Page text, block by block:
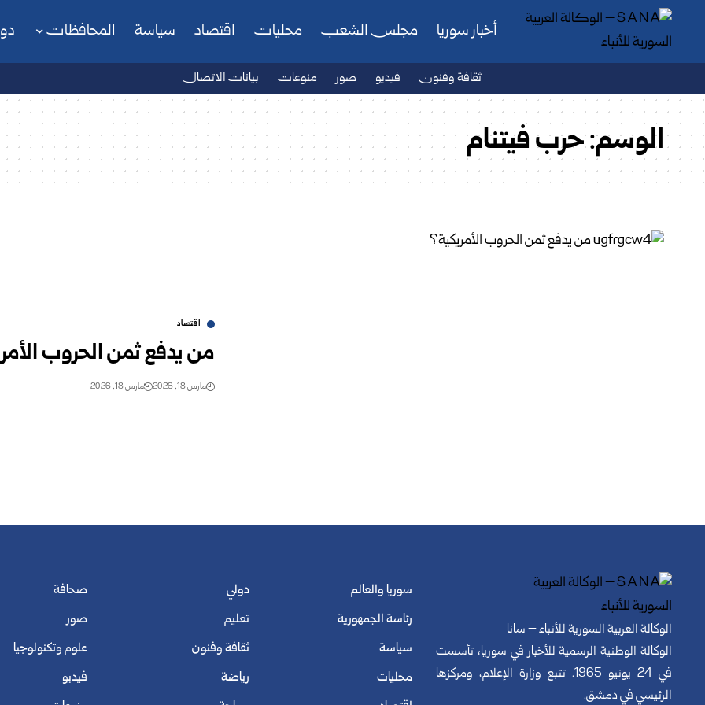
أخبار سوريا مجلس الشعب محليات اقتصاد سياسة المحافظات
ثقافة وفنون فيديو صور منوعات بيانات الاتصال
الوسم:حرب فيتنام
اقتصاد
من يدفع ثمن الحروب
مارس 18, 2026 مارس 18, 2026
الوكالة العربية السورية للأنباء – سانا
الوكالة الوطنية الرسمية للأخبار في سوريا، تأسست
في 24 يونيو 1965. تتبع وزارة الإعلام، ومركزها
الرئيسي في دمشق.
سوريا والعالم
رئاسة الجمهورية
سياسة
محليات
دولي
تعليم
ثقافة وفنون
رياضة
صحافة
صور
علوم وتكنولوجيا
فيديو